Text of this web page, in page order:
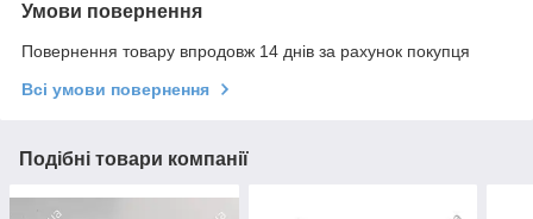
Умови повернення
Повернення товару впродовж 14 днів за рахунок покупця
Всі умови повернення
Подібні товари компанії